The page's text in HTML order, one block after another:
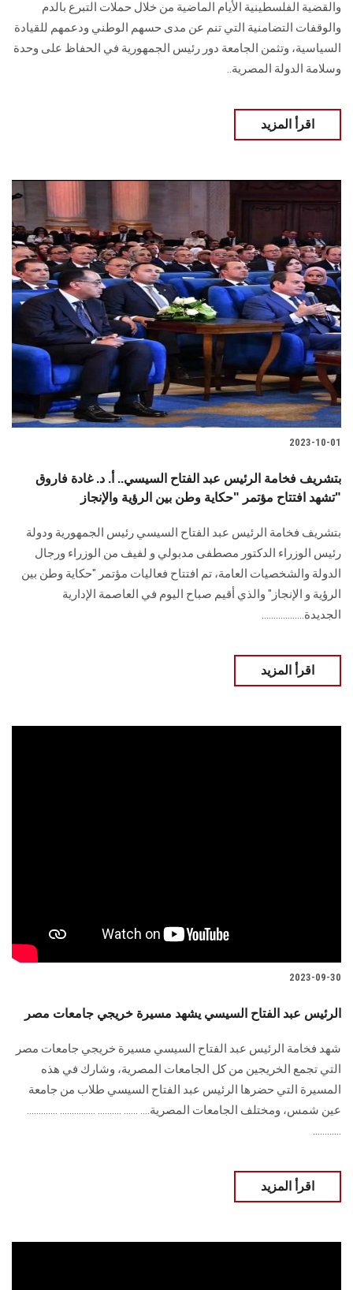
والقضية الفلسطينية الأيام الماضية من خلال حملات التبرع بالدم
والوقفات التضامنية التي تنم عن مدى حسهم الوطني ودعمهم للقيادة
السياسية، وتثمن الجامعة دور رئيس الجمهورية في الحفاظ على وحدة
وسلامة الدولة المصرية..
اقرأ المزيد
2023-10-01
بتشريف فخامة الرئيس عبد الفتاح السيسي.. أ. د. غادة فاروق
تشهد افتتاح مؤتمر "حكاية وطن بين الرؤية والإنجاز"
بتشريف فخامة الرئيس عبد الفتاح السيسي رئيس الجمهورية ودولة
رئيس الوزراء الدكتور مصطفى مدبولي و لفيف من الوزراء ورجال
الدولة والشخصيات العامة، تم افتتاح فعاليات مؤتمر "حكاية وطن بين
الرؤية و الإنجاز" والذي أقيم صباح اليوم في العاصمة الإدارية
الجديدة..................
اقرأ المزيد
2023-09-30
الرئيس عبد الفتاح السيسي يشهد مسيرة خريجي جامعات مصر
شهد فخامة الرئيس عبد الفتاح السيسي مسيرة خريجي جامعات مصر
التي تجمع الخريجين من كل الجامعات المصرية، وشارك في هذه
المسيرة التي حضرها الرئيس عبد الفتاح السيسي طلاب من جامعة
عين شمس، ومختلف الجامعات المصرية.... ...... .......... ............... .............
............
اقرأ المزيد